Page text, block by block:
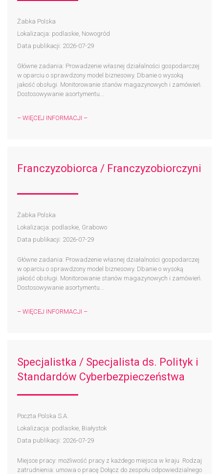
Żabka Polska
Lokalizacja: podlaskie, Nowogród
Data publikacji: 2026-07-29
Główne zadania: Prowadzenie własnej działalności gospodarczej
w oparciu o sprawdzony model biznesowy. Dbanie o wysoką
jakość obsługi. Monitorowanie stanów magazynowych i zamówień.
Dostosowywanie asortymentu...
– WIĘCEJ INFORMACJI –
Franczyzobiorca / Franczyzobiorczyni
Żabka Polska
Lokalizacja: podlaskie, Grabowo
Data publikacji: 2026-07-29
Główne zadania: Prowadzenie własnej działalności gospodarczej
w oparciu o sprawdzony model biznesowy. Dbanie o wysoką
jakość obsługi. Monitorowanie stanów magazynowych i zamówień.
Dostosowywanie asortymentu...
– WIĘCEJ INFORMACJI –
Specjalistka / Specjalista ds. Polityk i
Standardów Cyberbezpieczeństwa
Poczta Polska S.A.
Lokalizacja: podlaskie, Białystok
Data publikacji: 2026-07-29
Miejsce pracy: możliwość pracy z każdego miejsca w kraju ​ Rodzaj
zatrudnienia: umowa o pracę Dołącz do zespołu odpowiedzialnego